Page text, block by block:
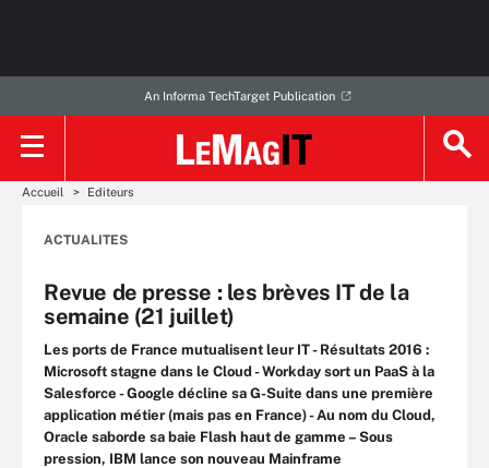
An Informa TechTarget Publication
Accueil Editeurs
ACTUALITES
Revue de presse : les brèves IT de la
semaine (21 juillet)
Les ports de France mutualisent leur IT - Résultats 2016 :
Microsoft stagne dans le Cloud - Workday sort un PaaS à la
Salesforce - Google décline sa G-Suite dans une première
application métier (mais pas en France) - Au nom du Cloud,
Oracle saborde sa baie Flash haut de gamme – Sous
pression, IBM lance son nouveau Mainframe